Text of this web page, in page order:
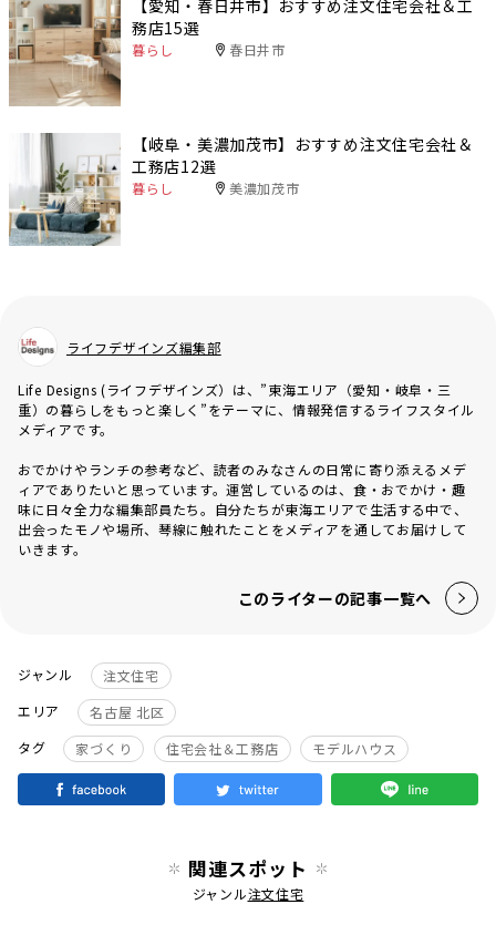
【愛知・春日井市】おすすめ注文住宅会社＆工
務店15選
暮らし 春日井市
【岐阜・美濃加茂市】おすすめ注文住宅会社＆
工務店12選
暮らし 美濃加茂市
ライフデザインズ編集部
Life Designs (ライフデザインズ）は、”東海エリア（愛知・岐阜・三
重）の暮らしをもっと楽しく”をテーマに、情報発信するライフスタイル
メディアです。
おでかけやランチの参考など、読者のみなさんの日常に寄り添えるメデ
ィアでありたいと思っています。運営しているのは、食・おでかけ・趣
味に日々全力な編集部員たち。自分たちが東海エリアで生活する中で、
出会ったモノや場所、琴線に触れたことをメディアを通してお届けして
いきます。
このライターの記事一覧へ
ジャンル
注文住宅
エリア
名古屋 北区
タグ
家づくり 住宅会社＆工務店 モデルハウス
関連スポット
ジャンル注文住宅